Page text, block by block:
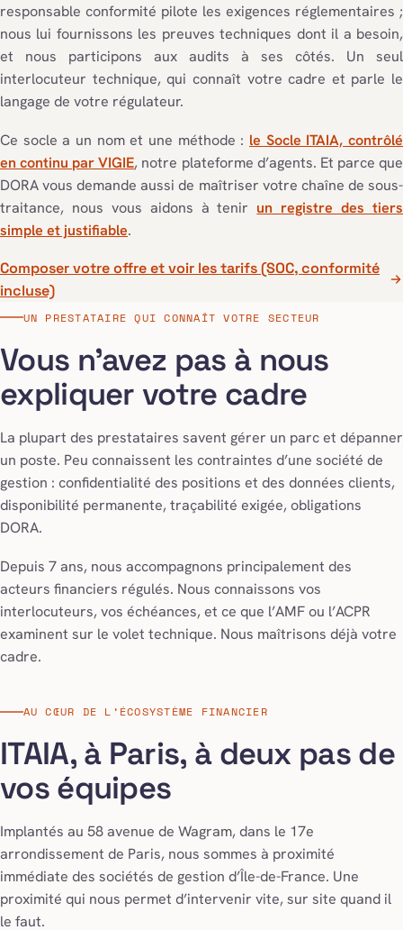
responsable conformité pilote les exigences réglementaires ;
nous lui fournissons les preuves techniques dont il a besoin,
et nous participons aux audits à ses côtés. Un seul
interlocuteur technique, qui connaît votre cadre et parle le
langage de votre régulateur.
Ce socle a un nom et une méthode : le Socle ITAIA, contrôlé
en continu par VIGIE, notre plateforme d’agents. Et parce que
DORA vous demande aussi de maîtriser votre chaîne de sous-
traitance, nous vous aidons à tenir un registre des tiers
simple et justifiable.
Composer votre offre et voir les tarifs (SOC, conformité
incluse)
UN PRESTATAIRE QUI CONNAÎT VOTRE SECTEUR
Vous n’avez pas à nous
expliquer votre cadre
La plupart des prestataires savent gérer un parc et dépanner
un poste. Peu connaissent les contraintes d’une société de
gestion : confidentialité des positions et des données clients,
disponibilité permanente, traçabilité exigée, obligations
DORA.
Depuis 7 ans, nous accompagnons principalement des
acteurs financiers régulés. Nous connaissons vos
interlocuteurs, vos échéances, et ce que l’AMF ou l’ACPR
examinent sur le volet technique. Nous maîtrisons déjà votre
cadre.
AU CŒUR DE L’ÉCOSYSTÈME FINANCIER
ITAIA, à Paris, à deux pas de
vos équipes
Implantés au 58 avenue de Wagram, dans le 17e
arrondissement de Paris, nous sommes à proximité
immédiate des sociétés de gestion d’Île-de-France. Une
proximité qui nous permet d’intervenir vite, sur site quand il
le faut.